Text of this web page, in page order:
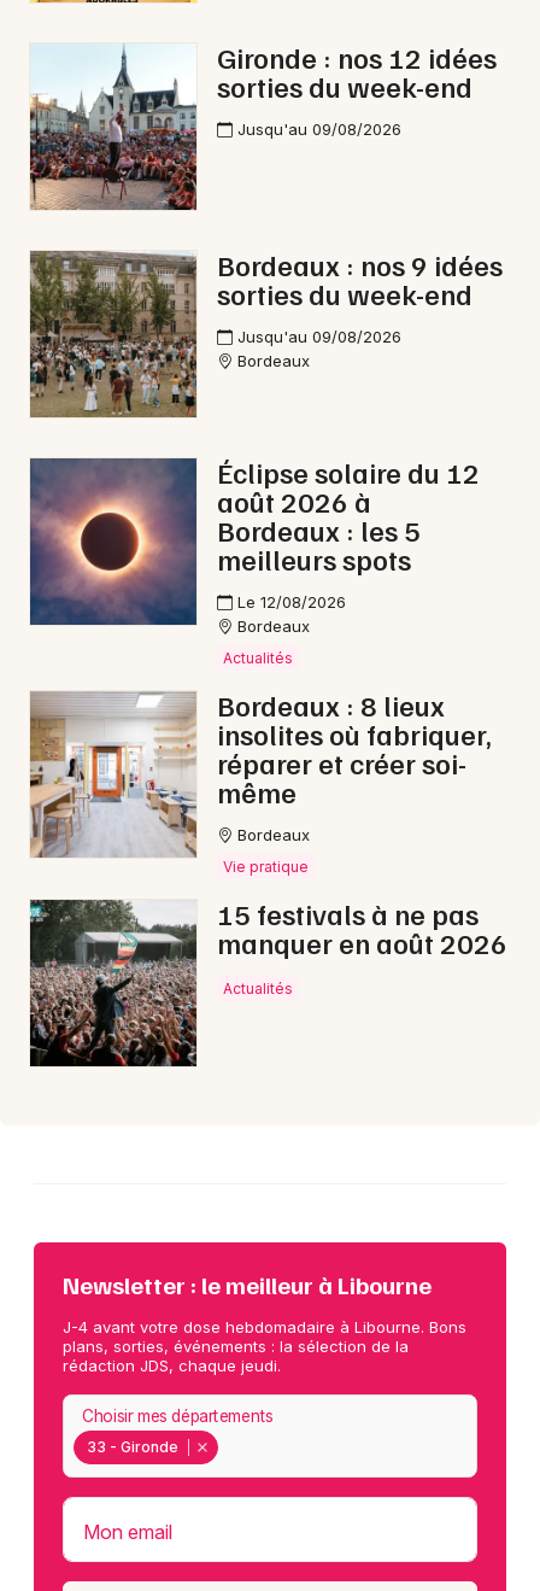
Interactives & immersives en Gironde
Interactives & immersives en Aquitaine
Interactives & immersives en Nouvelle-
Newsletter des sorties
Actus à Libourne
Magazine à Libourne
33 - Gironde
Choisir mes départements
Mon email
Je m'abonne
Gironde : nos 12 idées
sorties du week-end
Jusqu'au 09/08/2026
Bordeaux : nos 9 idées
sorties du week-end
Jusqu'au 09/08/2026
Bordeaux
Éclipse solaire du 12
août 2026 à
Bordeaux : les 5
meilleurs spots
Le 12/08/2026
Bordeaux
Actualités
Bordeaux : 8 lieux
insolites où fabriquer,
réparer et créer soi-
même
Bordeaux
Vie pratique
15 festivals à ne pas
manquer en août 2026
Actualités
Newsletter : le meilleur à Libourne
J-4 avant votre dose hebdomadaire à Libourne. Bons
plans, sorties, événements : la sélection de la
rédaction JDS, chaque jeudi.
33 - Gironde
Choisir mes départements
Mon email